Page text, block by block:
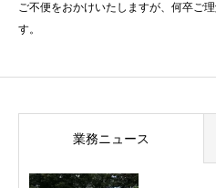
ご不便をおかけいたしますが、何卒ご
す。
業務ニュース